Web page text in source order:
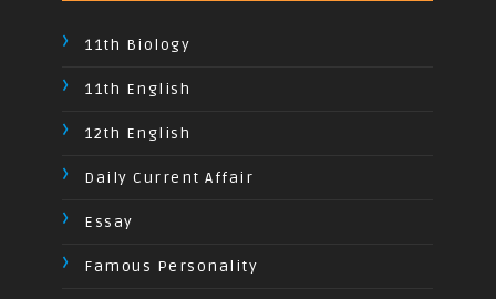
11th Biology
11th English
12th English
Daily Current Affair
Essay
Famous Personality